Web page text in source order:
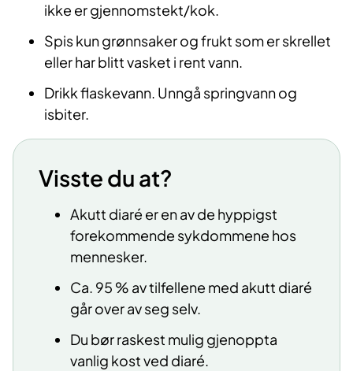
ikke er gjennomstekt/kok.
Spis kun grønnsaker og frukt som er skrellet
eller har blitt vasket i rent vann.
Drikk flaskevann. Unngå springvann og
isbiter.
Visste du at?
Akutt diaré er en av de hyppigst
forekommende sykdommene hos
mennesker.
Ca. 95 % av tilfellene med akutt diaré
går over av seg selv.
Du bør raskest mulig gjenoppta
vanlig kost ved diaré.